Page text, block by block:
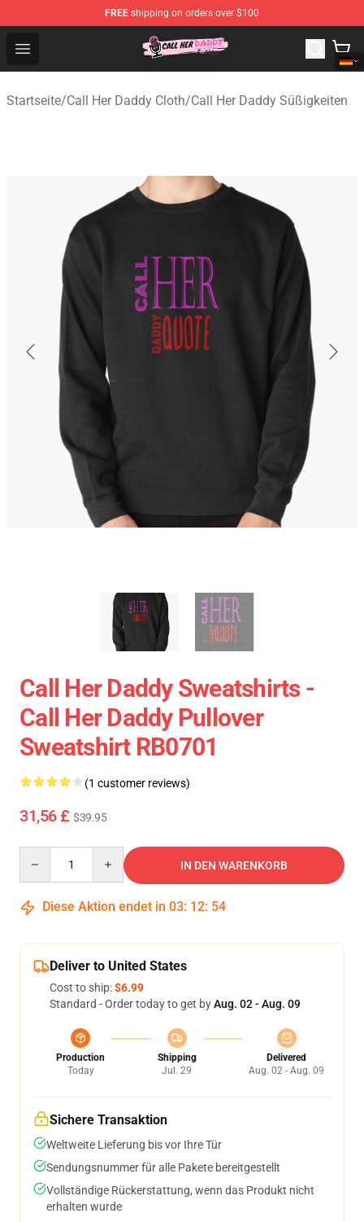
FREE shipping on orders over $100
Open menu
Call Her Daddy Store - Official Call Her Daddy
Startseite/Call Her Daddy Cloth/Call Her Daddy Süßigkeiten
Call Her Daddy Sweatshirts -
Call Her Daddy Pullover
Sweatshirt RB0701
(1 customer reviews)
31,56 £ $39.95
IN DEN WARENKORB
Diese Aktion endet in 03: 12: 53
Deliver to United States
Cost to ship:$6.99
Standard - Order today to get byAug. 02 - Aug. 09
Production
Today
Shipping
Jul. 29
Delivered
Aug. 02 - Aug. 09
Sichere Transaktion
Weltweite Lieferung bis vor Ihre Tür
Sendungsnummer für alle Pakete bereitgestellt
Vollständige Rückerstattung, wenn das Produkt nicht
erhalten wurde